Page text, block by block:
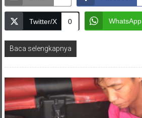
Twitter/X 0 WhatsApp
Baca selengkapnya